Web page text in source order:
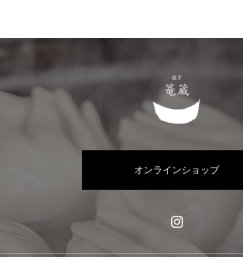
オンラインショップ